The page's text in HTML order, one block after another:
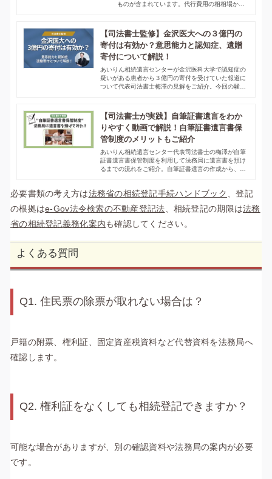
ものが含まれています。代行費用の相相場から
【司法書士監修】金沢医大への３億円の
寄付は有効か？意思能力と認知症、遺贈
寄付について解説！
あいりん相続遺言センターが金沢医科大学で認知症の
疑いがある患者から３億円の寄付を受けていた報道に
ついて代表司法書士梅澤の見解をご紹介。今回の騒動
の解説もしています。
【司法書士が実践】自筆証書遺言をわか
りやすく動画で解説！自筆証書遺言書保
管制度のメリットもご紹介
あいりん相続遺言センター代表司法書士の梅澤が自筆
証書遺言書保管制度を利用して法務局に遺言書を預け
るまでの流れをご紹介。自筆証書遺言の作成から、保
ぜひご覧ください。
必要書類の考え方は法務省の相続登記手続ハンドブック、登記
の根拠はe-Gov法令検索の不動産登記法、相続登記の期限は法務
省の相続登記義務化案内も確認してください。
よくある質問
Q1. 住民票の除票が取れない場合は？
戸籍の附票、権利証、固定資産税資料など代替資料を法務局へ
確認します。
Q2. 権利証をなくしても相続登記できますか？
可能な場合がありますが、別の確認資料や法務局の案内が必要
です。